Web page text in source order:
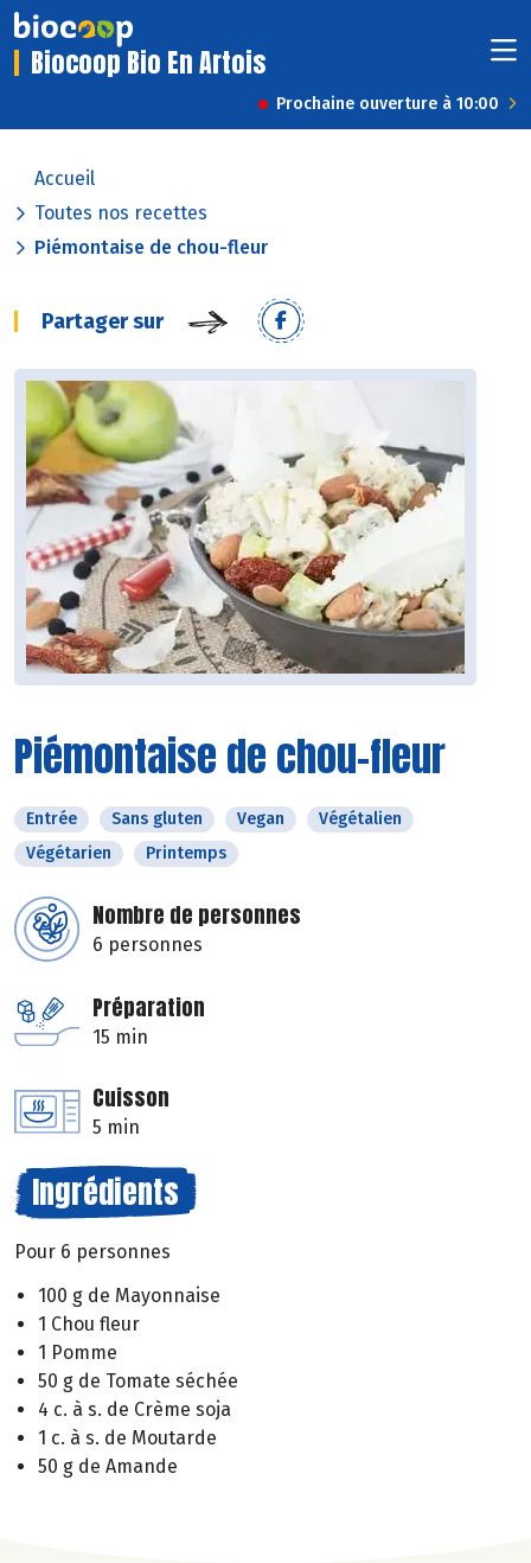
Biocoop Bio En Artois
Prochaine ouverture à 10:00
Accueil
Toutes nos recettes
Piémontaise de chou-fleur
Partager sur
Piémontaise de chou-fleur
Entrée Sans gluten Vegan
Végétalien
Végétarien
Printemps
Nombre de personnes
6 personnes
Préparation
15 min
Cuisson
5 min
Ingrédients
Pour 6 personnes
100 g de Mayonnaise
1 Chou fleur
1 Pomme
50 g de Tomate séchée
4 c. à s. de Crème soja
1 c. à s. de Moutarde
50 g de Amande